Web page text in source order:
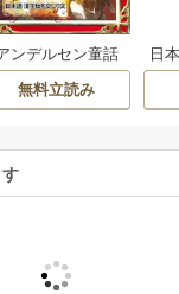
ンデルセン童話
集 その1 日本語・
漢字仮名交じり文
無料立読み
日